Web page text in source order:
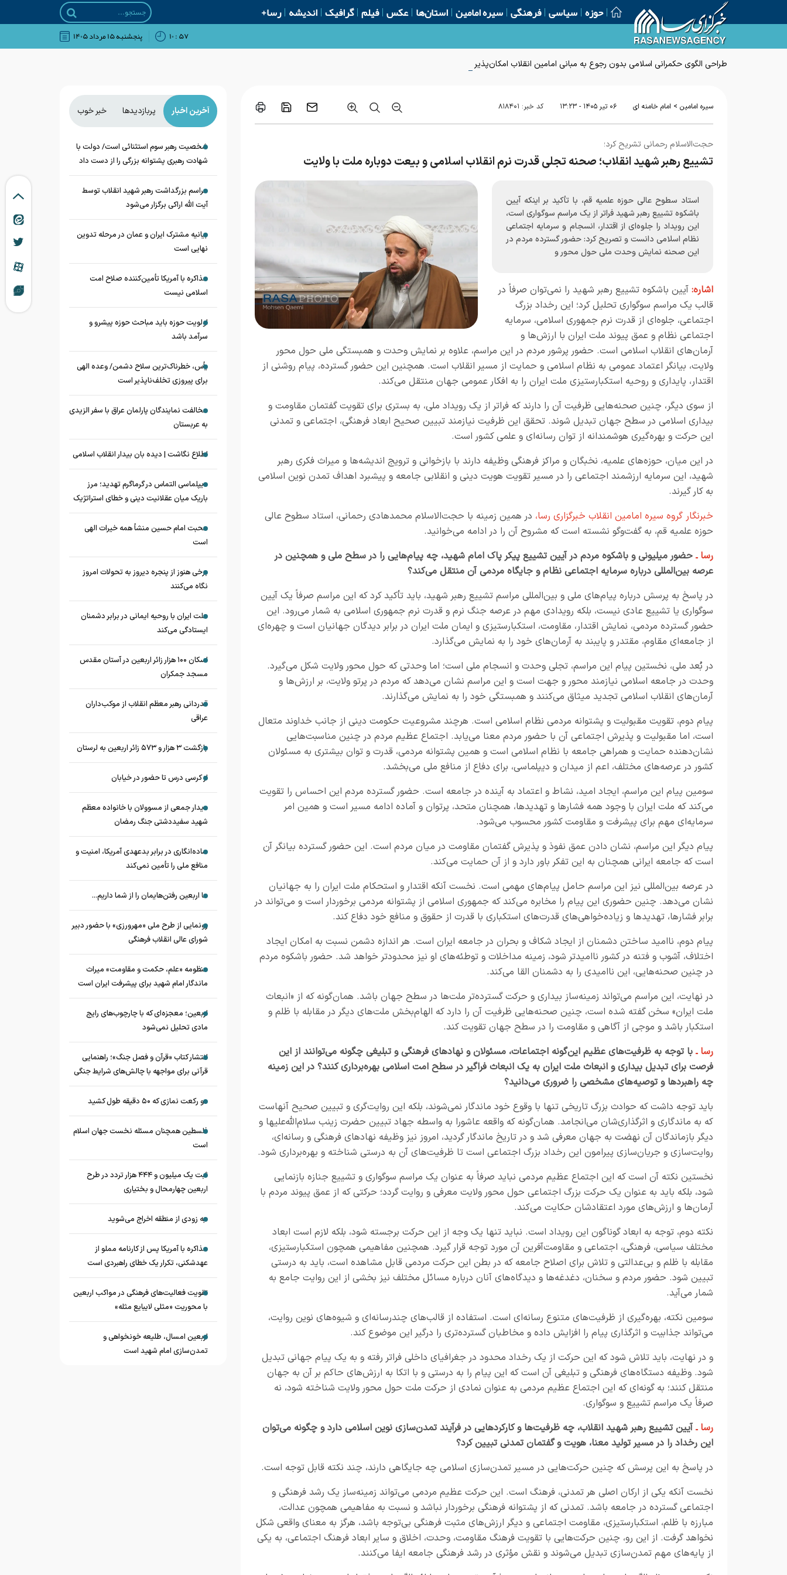
حوزه سیاسی فرهنگی سیره امامین استان‌ها عکس فیلم گرافیک اندیشه رسا+
۵۷ : ۱۰ پنجشنبه ۱۵ مرداد ۱۴۰۵
طراحی الگوی حکمرانی اسلامی بدون رجوع به مبانی امامین انقلاب امکان‌پذیر نیست
سیره امامین > امام خامنه ای ۰۶ تير ۱۴۰۵ - ۱۳:۲۳ کد خبر: ۸۱۸۴۰۱
حجت‌الاسلام رحمانی تشریح کرد؛
تشییع رهبر شهید انقلاب؛ صحنه تجلی قدرت نرم انقلاب اسلامی و بیعت دوباره ملت با ولایت
استاد سطوح عالی حوزه علمیه قم، با تأکید بر اینکه آیین
باشکوه تشییع رهبر شهید فراتر از یک مراسم سوگواری است،
این رویداد را جلوه‌ای از اقتدار، انسجام و سرمایه اجتماعی
نظام اسلامی دانست و تصریح کرد: حضور گسترده مردم در
این صحنه نمایش وحدت ملی حول محور و
اشاره: آیین باشکوه تشییع رهبر شهید را نمی‌توان صرفاً در
قالب یک مراسم سوگواری تحلیل کرد؛ این رخداد بزرگ
اجتماعی، جلوه‌ای از قدرت نرم جمهوری اسلامی، سرمایه
اجتماعی نظام و عمق پیوند ملت ایران با ارزش‌ها و
آرمان‌های انقلاب اسلامی است. حضور پرشور مردم در این مراسم، علاوه بر نمایش وحدت و همبستگی ملی حول محور
ولایت، بیانگر اعتماد عمومی به نظام اسلامی و حمایت از مسیر انقلاب است. همچنین این حضور گسترده، پیام روشنی از
اقتدار، پایداری و روحیه استکبارستیزی ملت ایران را به افکار عمومی جهان منتقل می‌کند.
از سوی دیگر، چنین صحنه‌هایی ظرفیت آن را دارند که فراتر از یک رویداد ملی، به بستری برای تقویت گفتمان مقاومت و
بیداری اسلامی در سطح جهان تبدیل شوند. تحقق این ظرفیت نیازمند تبیین صحیح ابعاد فرهنگی، اجتماعی و تمدنی
این حرکت و بهره‌گیری هوشمندانه از توان رسانه‌ای و علمی کشور است.
در این میان، حوزه‌های علمیه، نخبگان و مراکز فرهنگی وظیفه دارند با بازخوانی و ترویج اندیشه‌ها و میراث فکری رهبر
شهید، این سرمایه ارزشمند اجتماعی را در مسیر تقویت هویت دینی و انقلابی جامعه و پیشبرد اهداف تمدن نوین اسلامی
به کار گیرند.
خبرنگار گروه سیره امامین انقلاب خبرگزاری رسا، در همین زمینه با حجت‌الاسلام محمدهادی رحمانی، استاد سطوح عالی
حوزه علمیه قم، به گفت‌وگو نشسته است که مشروح آن را در ادامه می‌خوانید.
رسا ـ حضور میلیونی و باشکوه مردم در آیین تشییع پیکر پاک امام شهید، چه پیام‌هایی را در سطح ملی و همچنین در
عرصه بین‌المللی درباره سرمایه اجتماعی نظام و جایگاه مردمی آن منتقل می‌کند؟
در پاسخ به پرسش درباره پیام‌های ملی و بین‌المللی مراسم تشییع رهبر شهید، باید تأکید کرد که این مراسم صرفاً یک آیین
سوگواری یا تشییع عادی نیست، بلکه رویدادی مهم در عرصه جنگ نرم و قدرت نرم جمهوری اسلامی به شمار می‌رود. این
حضور گسترده مردمی، نمایش اقتدار، مقاومت، استکبارستیزی و ایمان ملت ایران در برابر دیدگان جهانیان است و چهره‌ای
از جامعه‌ای مقاوم، مقتدر و پایبند به آرمان‌های خود را به نمایش می‌گذارد.
در بُعد ملی، نخستین پیام این مراسم، تجلی وحدت و انسجام ملی است؛ اما وحدتی که حول محور ولایت شکل می‌گیرد.
وحدت در جامعه اسلامی نیازمند محور و جهت است و این مراسم نشان می‌دهد که مردم در پرتو ولایت، بر ارزش‌ها و
آرمان‌های انقلاب اسلامی تجدید میثاق می‌کنند و همبستگی خود را به نمایش می‌گذارند.
پیام دوم، تقویت مقبولیت و پشتوانه مردمی نظام اسلامی است. هرچند مشروعیت حکومت دینی از جانب خداوند متعال
است، اما مقبولیت و پذیرش اجتماعی آن با حضور مردم معنا می‌یابد. اجتماع عظیم مردم در چنین مناسبت‌هایی
نشان‌دهنده حمایت و همراهی جامعه با نظام اسلامی است و همین پشتوانه مردمی، قدرت و توان بیشتری به مسئولان
کشور در عرصه‌های مختلف، اعم از میدان و دیپلماسی، برای دفاع از منافع ملی می‌بخشد.
سومین پیام این مراسم، ایجاد امید، نشاط و اعتماد به آینده در جامعه است. حضور گسترده مردم این احساس را تقویت
می‌کند که ملت ایران با وجود همه فشارها و تهدیدها، همچنان متحد، پرتوان و آماده ادامه مسیر است و همین امر
سرمایه‌ای مهم برای پیشرفت و مقاومت کشور محسوب می‌شود.
پیام دیگر این مراسم، نشان دادن عمق نفوذ و پذیرش گفتمان مقاومت در میان مردم است. این حضور گسترده بیانگر آن
است که جامعه ایرانی همچنان به این تفکر باور دارد و از آن حمایت می‌کند.
در عرصه بین‌المللی نیز این مراسم حامل پیام‌های مهمی است. نخست آنکه اقتدار و استحکام ملت ایران را به جهانیان
نشان می‌دهد. چنین حضوری این پیام را مخابره می‌کند که جمهوری اسلامی از پشتوانه مردمی برخوردار است و می‌تواند در
برابر فشارها، تهدیدها و زیاده‌خواهی‌های قدرت‌های استکباری با قدرت از حقوق و منافع خود دفاع کند.
پیام دوم، ناامید ساختن دشمنان از ایجاد شکاف و بحران در جامعه ایران است. هر اندازه دشمن نسبت به امکان ایجاد
اختلاف، آشوب و فتنه در کشور ناامیدتر شود، زمینه مداخلات و توطئه‌های او نیز محدودتر خواهد شد. حضور باشکوه مردم
در چنین صحنه‌هایی، این ناامیدی را به دشمنان القا می‌کند.
در نهایت، این مراسم می‌تواند زمینه‌ساز بیداری و حرکت گسترده‌تر ملت‌ها در سطح جهان باشد. همان‌گونه که از «انبعاث
ملت ایران» سخن گفته شده است، چنین صحنه‌هایی ظرفیت آن را دارد که الهام‌بخش ملت‌های دیگر در مقابله با ظلم و
استکبار باشد و موجی از آگاهی و مقاومت را در سطح جهان تقویت کند.
رسا ـ با توجه به ظرفیت‌های عظیم این‌گونه اجتماعات، مسئولان و نهادهای فرهنگی و تبلیغی چگونه می‌توانند از این
فرصت برای تبدیل بیداری و انبعاث ملت ایران به یک انبعاث فراگیر در سطح امت اسلامی بهره‌برداری کنند؟ در این زمینه
چه راهبردها و توصیه‌های مشخصی را ضروری می‌دانید؟
باید توجه داشت که حوادث بزرگ تاریخی تنها با وقوع خود ماندگار نمی‌شوند، بلکه این روایت‌گری و تبیین صحیح آنهاست
که به ماندگاری و اثرگذاری‌شان می‌انجامد. همان‌گونه که واقعه عاشورا به واسطه جهاد تبیین حضرت زینب سلام‌الله‌علیها و
دیگر بازماندگان آن نهضت به جهان معرفی شد و در تاریخ ماندگار گردید، امروز نیز وظیفه نهادهای فرهنگی و رسانه‌ای،
روایت‌سازی و جریان‌سازی پیرامون این رخداد بزرگ اجتماعی است تا ظرفیت‌های آن به درستی شناخته و بهره‌برداری شود.
نخستین نکته آن است که این اجتماع عظیم مردمی نباید صرفاً به عنوان یک مراسم سوگواری و تشییع جنازه بازنمایی
شود، بلکه باید به عنوان یک حرکت بزرگ اجتماعی حول محور ولایت معرفی و روایت گردد؛ حرکتی که از عمق پیوند مردم با
آرمان‌ها و ارزش‌های مورد اعتقادشان حکایت می‌کند.
نکته دوم، توجه به ابعاد گوناگون این رویداد است. نباید تنها یک وجه از این حرکت برجسته شود، بلکه لازم است ابعاد
مختلف سیاسی، فرهنگی، اجتماعی و مقاومت‌آفرین آن مورد توجه قرار گیرد. همچنین مفاهیمی همچون استکبارستیزی،
مقابله با ظلم و بی‌عدالتی و تلاش برای اصلاح جامعه که در بطن این حرکت مردمی قابل مشاهده است، باید به درستی
تبیین شود. حضور مردم و سخنان، دغدغه‌ها و دیدگاه‌های آنان درباره مسائل مختلف نیز بخشی از این روایت جامع به
شمار می‌آید.
سومین نکته، بهره‌گیری از ظرفیت‌های متنوع رسانه‌ای است. استفاده از قالب‌های چندرسانه‌ای و شیوه‌های نوین روایت،
می‌تواند جذابیت و اثرگذاری پیام را افزایش داده و مخاطبان گسترده‌تری را درگیر این موضوع کند.
و در نهایت، باید تلاش شود که این حرکت از یک رخداد محدود در جغرافیای داخلی فراتر رفته و به یک پیام جهانی تبدیل
شود. وظیفه دستگاه‌های فرهنگی و تبلیغی آن است که این پیام را به درستی و با اتکا به ارزش‌های حاکم بر آن به جهان
منتقل کنند؛ به گونه‌ای که این اجتماع عظیم مردمی به عنوان نمادی از حرکت ملت حول محور ولایت شناخته شود، نه
صرفاً یک مراسم تشییع و سوگواری.
رسا ـآیین‌ تشییع رهبر شهید انقلاب، چه ظرفیت‌ها و کارکردهایی در فرآیند تمدن‌سازی نوین اسلامی دارد و چگونه می‌توان
این رخداد را در مسیر تولید معنا، هویت و گفتمان تمدنی تبیین کرد؟
در پاسخ به این پرسش که چنین حرکت‌هایی در مسیر تمدن‌سازی اسلامی چه جایگاهی دارند، چند نکته قابل توجه است.
نخست آنکه یکی از ارکان اصلی هر تمدنی، فرهنگ است. این حرکت عظیم مردمی می‌تواند زمینه‌ساز یک رشد فرهنگی و
اجتماعی گسترده در جامعه باشد. تمدنی که از پشتوانه فرهنگی برخوردار نباشد و نسبت به مفاهیمی همچون عدالت،
مبارزه با ظلم، استکبارستیزی، مقاومت اجتماعی و دیگر ارزش‌های مثبت فرهنگی بی‌توجه باشد، هرگز به معنای واقعی شکل
نخواهد گرفت. از این رو، چنین حرکت‌هایی با تقویت فرهنگ مقاومت، وحدت، اخلاق و سایر ابعاد فرهنگ اجتماعی، به یکی
از پایه‌های مهم تمدن‌سازی تبدیل می‌شوند و نقش مؤثری در رشد فرهنگی جامعه ایفا می‌کنند.
آخرین اخبار پربازدیدها خبر خوب
شخصیت رهبر سوم استثنائی است/ دولت با
شهادت رهبری پشتوانه بزرگی را از دست داد
مراسم بزرگداشت رهبر شهید انقلاب توسط
آیت الله اراکی برگزار می‌شود
بیانیه مشترک ایران و عمان در مرحله تدوین
نهایی است
مذاکره با آمریکا تأمین‌کننده صلاح امت
اسلامی نیست
اولویت حوزه باید مباحث حوزه پیشرو و
سرآمد باشد
یأس، خطرناک‌ترین سلاح دشمن/ وعده الهی
برای پیروزی تخلف‌ناپذیر است
مخالفت نمایندگان پارلمان عراق با سفر الزیدی
به عربستان
اطلاع نگاشت | دیده بان بیدار انقلاب اسلامی
دیپلماسی التماس در گرماگرم تهدید؛ مرز
باریک میان عقلانیت دینی و خطای استراتژیک
محبت امام حسین منشأ همه خیرات الهی
است
برخی هنوز از پنجره دیروز به تحولات امروز
نگاه می‌کنند
ملت ایران با روحیه ایمانی در برابر دشمنان
ایستادگی می‌کند
اسکان ۱۰۰ هزار زائر اربعین در آستان مقدس
مسجد جمکران
قدردانی رهبر معظم انقلاب از موکب‌داران
عراقی
بازگشت ۳ هزار و ۵۷۳ زائر اربعین به لرستان
از کرسی درس تا حضور در خیابان
دیدار جمعی از مسوولان با خانواده معظم
شهید سفیددشتی جنگ رمضان
ساده‌انگاری در برابر بدعهدی آمریکا، امنیت و
منافع ملی را تأمین نمی‌کند
ما اربعین رفتن‌هایمان را از شما داریم...
رونمایی از طرح ملی «مهرورزی» با حضور دبیر
شورای عالی انقلاب فرهنگی
منظومه «علم، حکمت و مقاومت» میراث
ماندگار امام شهید برای پیشرفت ایران است
اربعین؛ معجزه‌ای که با چارچوب‌های رایج
مادی تحلیل نمی‌شود
انتشار کتاب «قرآن و فصل جنگ»؛ راهنمایی
قرآنی برای مواجهه با چالش‌های شرایط جنگی
دو رکعت نمازی که ۵۰ دقیقه طول کشید
فلسطین همچنان مسئله نخست جهان اسلام
است
ثبت یک میلیون و ۴۴۴ هزار تردد در طرح
اربعین چهارمحال و بختیاری
به زودی از منطقه اخراج می‌شوید
مذاکره با آمریکا پس از کارنامه مملو از
عهدشکنی، تکرار یک خطای راهبردی است
تقویت فعالیت‌های فرهنگی در مواکب اربعین
با محوریت «مثلی لایبایع مثله»
اربعین امسال، طلیعه خونخواهی و
تمدن‌سازی امام شهید است